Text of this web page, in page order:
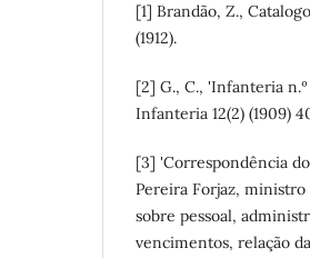
[1] Brandão, Z.,
(1912).
[2] G., C., 'Infanteria n.º
Infanteria 12(2) (1909)
[3] 'Correspondência
Pereira Forjaz, ministro
sobre pessoal,
vencimentos, relação